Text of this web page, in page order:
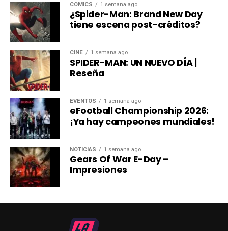
universo.
El éxito de Spider-Man
Porque las grandes historias no solo se leen, se ven o se
coleccionan; también se
viven, esta colaboración abre un nuevo capítulo donde la
caminan en la misma dirección.
La colección solo estará disponible en heydude.mx.
El impresionante éxito en taquilla de la nueva película de
Spider-Man reafirma al trepamuros como el rey
indiscutible del cine de superhéroes.
CÓMICS 1 semana ago
¿Spider-Man: Brand New Day
tiene escena post-créditos?
CINE 1 semana ago
SPIDER-MAN: UN NUEVO DÍA |
Reseña
EVENTOS 1 semana ago
eFootball Championship 2026:
¡Ya hay campeones mundiales!
NOTICIAS 1 semana ago
Gears Of War E-Day –
Impresiones